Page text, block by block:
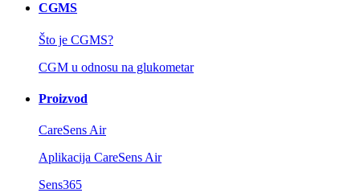
CGMS
Što je CGMS?
CGM u odnosu na glukometar
Proizvod
CareSens Air
Aplikacija CareSens Air
Sens365